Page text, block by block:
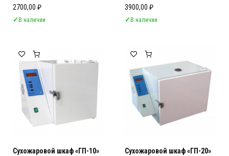
2700,00 ₽
✓В наличии
3900,00 ₽
✓В наличии
Сухожаровой шкаф «ГП-10» Сухожаровой шкаф «ГП-20»